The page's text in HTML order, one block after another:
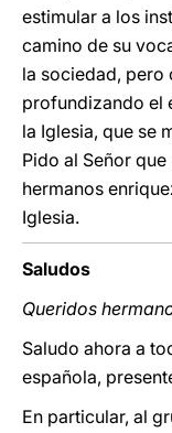
estimular a los
camino de su
la sociedad, pero
profundizando el
la Iglesia, que se
Pido al Señor
hermanos
Iglesia.
Saludos
Queridos
Saludo ahora a
española,
En particular, al